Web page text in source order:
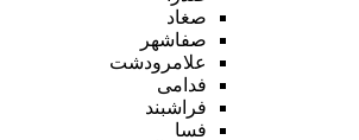
صغاد
صفاشهر
علامرودشت
فدامی
فراشبند
فسا